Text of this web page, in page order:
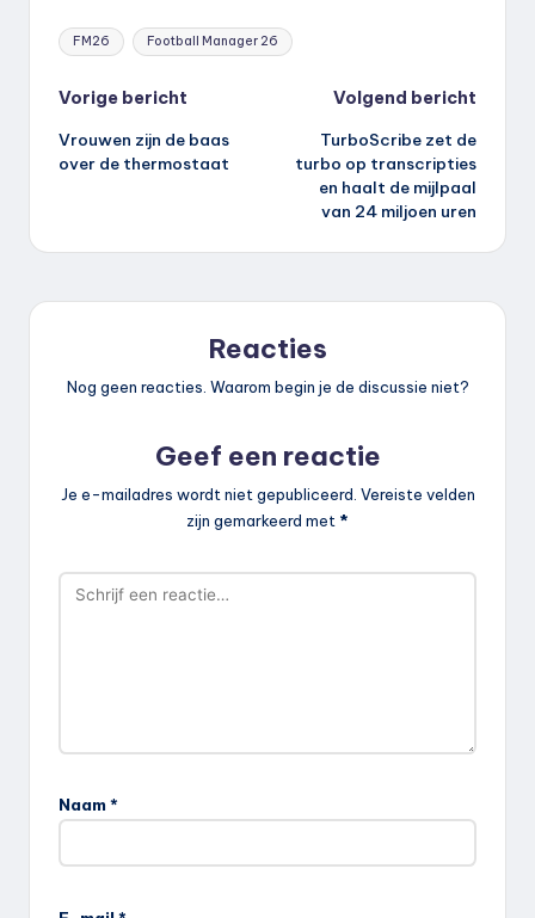
Tags:
FM26 Football Manager 26
Bericht
navigatie
Vorige bericht
Vrouwen zijn de baas
over de thermostaat
Volgend bericht
TurboScribe zet de
turbo op transcripties
en haalt de mijlpaal
van 24 miljoen uren
Reacties
Nog geen reacties. Waarom begin je de discussie niet?
Geef een reactie
Je e-mailadres wordt niet gepubliceerd. Vereiste velden
zijn gemarkeerd met *
Naam *